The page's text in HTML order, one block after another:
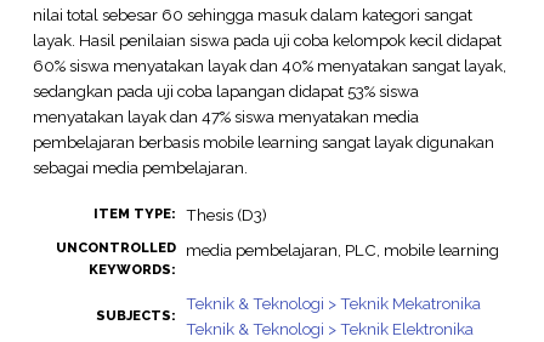
nilai total sebesar 60 sehingga masuk dalam kategori sangat
layak. Hasil penilaian siswa pada uji coba kelompok kecil didapat
60% siswa menyatakan layak dan 40% menyatakan sangat layak,
sedangkan pada uji coba lapangan didapat 53% siswa
menyatakan layak dan 47% siswa menyatakan media
pembelajaran berbasis mobile learning sangat layak digunakan
sebagai media pembelajaran.
ITEM TYPE: Thesis (D3)
UNCONTROLLED
KEYWORDS:
media pembelajaran, PLC, mobile learning
SUBJECTS:
Teknik & Teknologi > Teknik Mekatronika
Teknik & Teknologi > Teknik Elektronika